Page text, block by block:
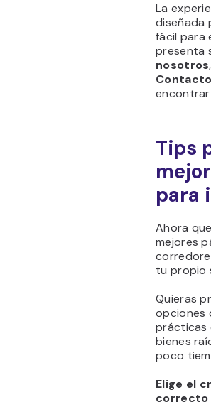
La
diseñada
fácil para
presenta
nosotros
encontrar
Tips
para
Ahora
mejores
tu propio
Quieras
opciones
prácticas
bienes
poco
Elige el
correcto